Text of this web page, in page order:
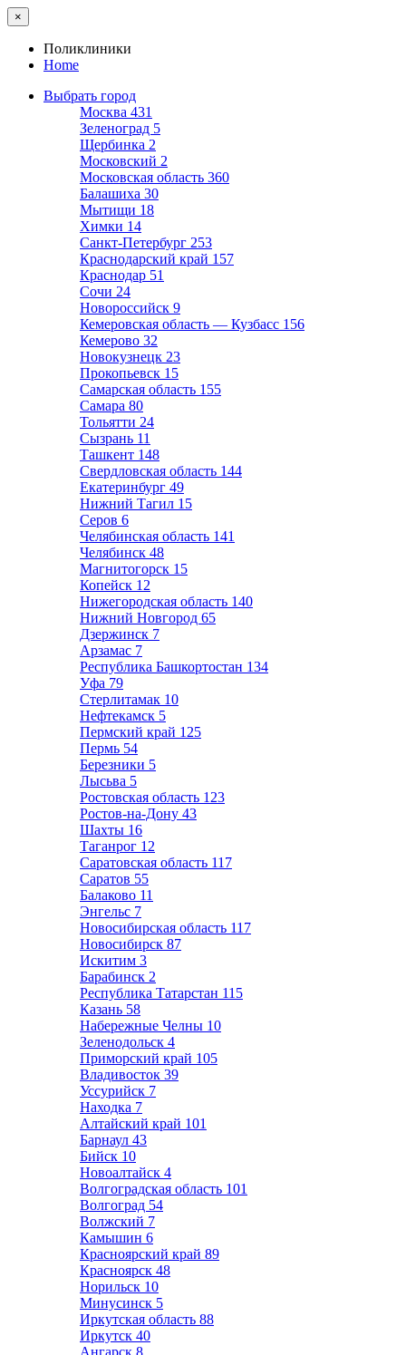
×
Поликлиники
Home
Выбрать город
Москва 431
Зеленоград 5
Щербинка 2
Московский 2
Московская область 360
Балашиха 30
Мытищи 18
Химки 14
Санкт-Петербург 253
Краснодарский край 157
Краснодар 51
Сочи 24
Новороссийск 9
Кемеровская область — Кузбасс 156
Кемерово 32
Новокузнецк 23
Прокопьевск 15
Самарская область 155
Самара 80
Тольятти 24
Сызрань 11
Ташкент 148
Свердловская область 144
Екатеринбург 49
Нижний Тагил 15
Серов 6
Челябинская область 141
Челябинск 48
Магнитогорск 15
Копейск 12
Нижегородская область 140
Нижний Новгород 65
Дзержинск 7
Арзамас 7
Республика Башкортостан 134
Уфа 79
Стерлитамак 10
Нефтекамск 5
Пермский край 125
Пермь 54
Березники 5
Лысьва 5
Ростовская область 123
Ростов-на-Дону 43
Шахты 16
Таганрог 12
Саратовская область 117
Саратов 55
Балаково 11
Энгельс 7
Новосибирская область 117
Новосибирск 87
Искитим 3
Барабинск 2
Республика Татарстан 115
Казань 58
Набережные Челны 10
Зеленодольск 4
Приморский край 105
Владивосток 39
Уссурийск 7
Находка 7
Алтайский край 101
Барнаул 43
Бийск 10
Новоалтайск 4
Волгоградская область 101
Волгоград 54
Волжский 7
Камышин 6
Красноярский край 89
Красноярск 48
Норильск 10
Минусинск 5
Иркутская область 88
Иркутск 40
Ангарск 8